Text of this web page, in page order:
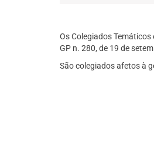
Os Colegiados
GP n. 280, de 19 de
São colegiados afetos à